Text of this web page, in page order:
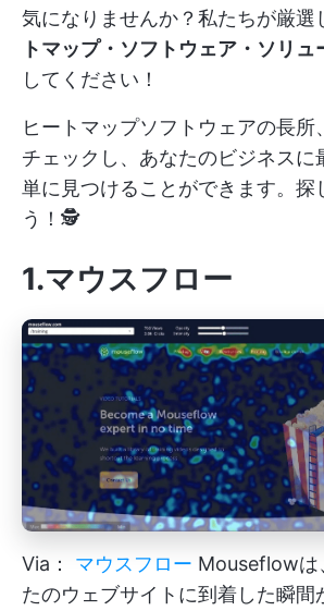
気になりませんか？私たちが厳選
トマップ・ソフトウェア・ソリュ
してください！
ヒートマップソフトウェアの長所
チェックし、あなたのビジネスに
単に見つけることができます。探
う！🕵
1.マウスフロー
Via： マウスフロー Mouseflowは
たのウェブサイトに到着した瞬間